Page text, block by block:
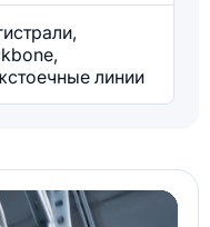
линии